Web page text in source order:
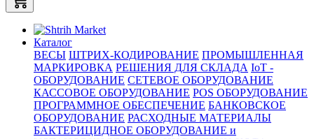
Каталог
ВЕСЫ ШТРИХ-КОДИРОВАНИЕ ПРОМЫШЛЕННАЯ
МАРКИРОВКА РЕШЕНИЯ ДЛЯ СКЛАДА IoT -
ОБОРУДОВАНИЕ СЕТЕВОЕ ОБОРУДОВАНИЕ
КАССОВОЕ ОБОРУДОВАНИЕ POS ОБОРУДОВАНИЕ
ПРОГРАММНОЕ ОБЕСПЕЧЕНИЕ БАНКОВСКОЕ
ОБОРУДОВАНИЕ РАСХОДНЫЕ МАТЕРИАЛЫ
БАКТЕРИЦИДНОЕ ОБОРУДОВАНИЕ и